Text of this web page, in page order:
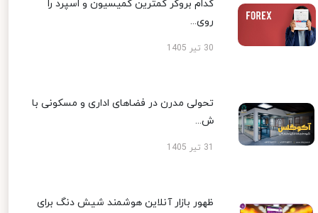
کدام بروکر کمترین کمیسیون و اسپرد را
روی...
30 تیر 1405
تحولی مدرن در فضاهای اداری و مسکونی با
ش...
ظهور بازار آنلاین هوشمند شیش دنگ برای